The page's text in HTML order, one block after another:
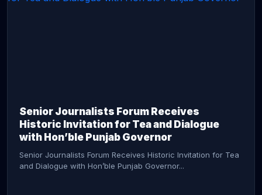
Senior Journalists Forum Receives
Historic Invitation for Tea and Dialogue
with Hon’ble Punjab Governor
Senior Journalists Forum Receives Historic Invitation for Tea
and Dialogue with Hon’ble Punjab Governor...